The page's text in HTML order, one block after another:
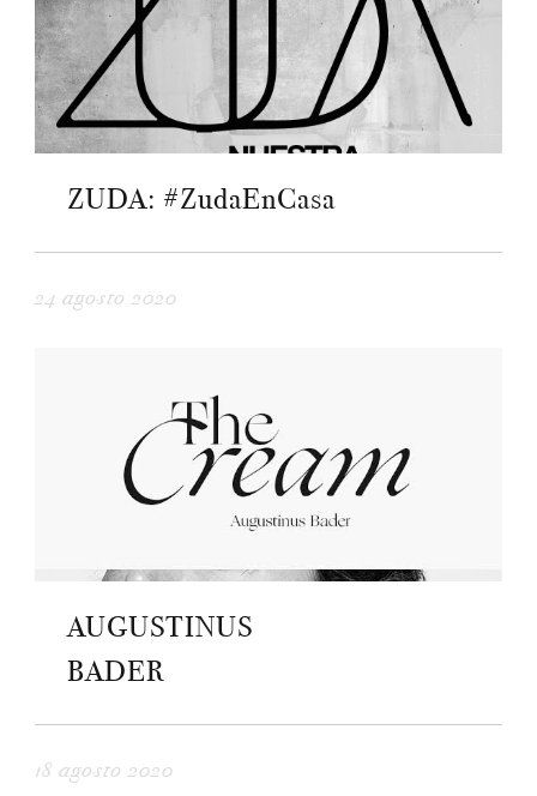
ZUDA: #ZudaEnCasa
24 agosto 2020
AUGUSTINUS
BADER
18 agosto 2020